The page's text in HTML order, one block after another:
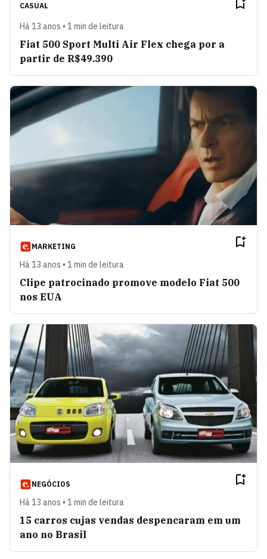
CASUAL
Há 13 anos • 1 min de leitura
Fiat 500 Sport Multi Air Flex chega por a
partir de R$49.390
MARKETING
Há 13 anos • 1 min de leitura
Clipe patrocinado promove modelo Fiat 500
nos EUA
NEGÓCIOS
Há 13 anos • 1 min de leitura
15 carros cujas vendas despencaram em um
ano no Brasil